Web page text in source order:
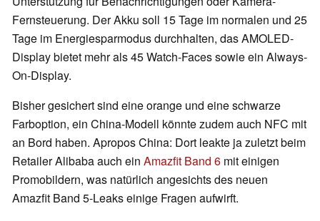
Fernsteuerung. Der Akku soll 15 Tage im normalen und 25
Tage im Energiesparmodus durchhalten, das AMOLED-
Display bietet mehr als 45 Watch-Faces sowie ein Always-
On-Display.
Bisher gesichert sind eine orange und eine schwarze
Farboption, ein China-Modell könnte zudem auch NFC mit
an Bord haben. Apropos China: Dort leakte ja zuletzt beim
Retailer Alibaba auch ein Amazfit Band 6 mit einigen
Promobildern, was natürlich angesichts des neuen
Amazfit Band 5-Leaks einige Fragen aufwirft.